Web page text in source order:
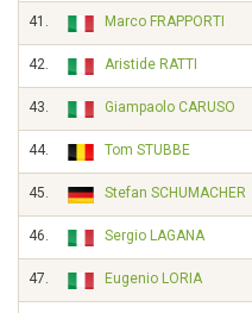
41. Marco FRAPPORTI
42. Aristide RATTI
43. Giampaolo CARUSO
44. Tom STUBBE
45. Stefan SCHUMACHER
46. Sergio LAGANA
47. Eugenio LORIA